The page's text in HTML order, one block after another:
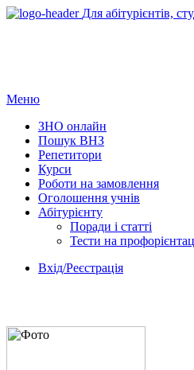
Для абітурієнтів,
Меню
ЗНО онлайн
Пошук ВНЗ
Репетитори
Курси
Роботи на замовлення
Оголошення учнів
Абітурієнту
Поради і статті
Тести на
Вхід/Реєстрація